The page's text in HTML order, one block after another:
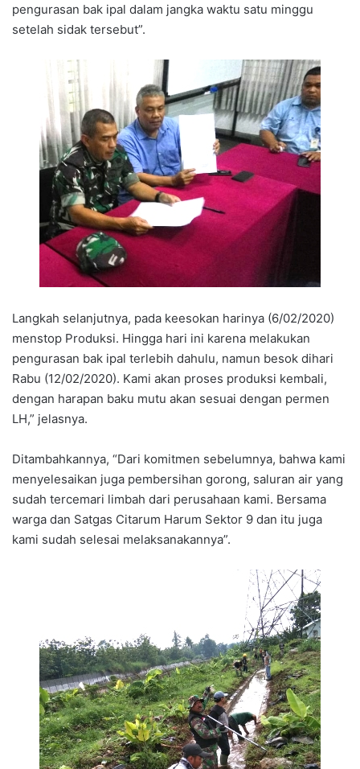
pengurasan bak ipal dalam jangka waktu satu minggu
setelah sidak tersebut”.
Langkah selanjutnya, pada keesokan harinya (6/02/2020)
menstop Produksi. Hingga hari ini karena melakukan
pengurasan bak ipal terlebih dahulu, namun besok dihari
Rabu (12/02/2020). Kami akan proses produksi kembali,
dengan harapan baku mutu akan sesuai dengan permen
LH,” jelasnya.
Ditambahkannya, “Dari komitmen sebelumnya, bahwa kami
menyelesaikan juga pembersihan gorong, saluran air yang
sudah tercemari limbah dari perusahaan kami. Bersama
warga dan Satgas Citarum Harum Sektor 9 dan itu juga
kami sudah selesai melaksanakannya”.